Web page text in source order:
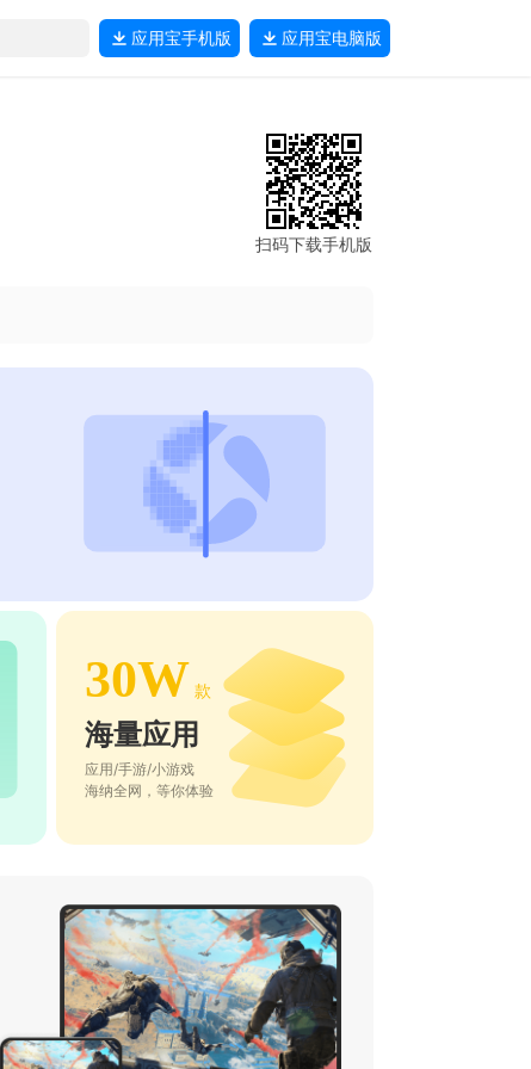
应用宝手机版 应用宝电脑版
扫码下载手机版
30W 款
海量应用
应用/手游/小游戏
海纳全网，等你体验